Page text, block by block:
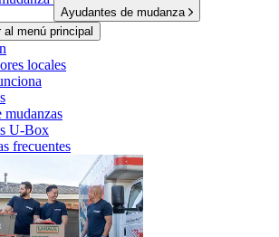
Ayudantes de mudanza
al menú principal
locales
mudanzas
U-Box
frecuentes